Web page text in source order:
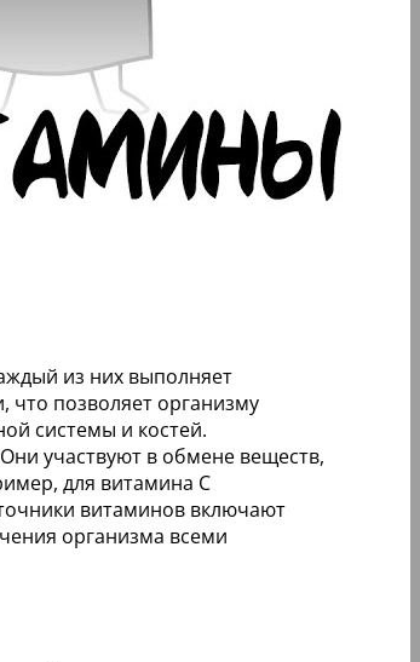
из них выполняет
что позволяет организму
системы и костей.
участвуют в обмене веществ,
для витамина C
витаминов включают
организма всеми